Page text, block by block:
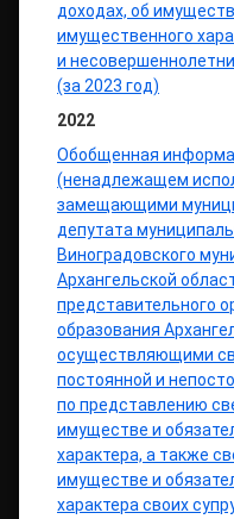
доходах, об
имущественного
и
(за 2023 год)
2022
Обобщенная
(ненадлежащем
замещающими
депутата
Виноградовского
Архангельской
представительного
образования
осуществляющими
постоянной и
по представлению
имуществе и
характера, а также
имуществе и
характера своих